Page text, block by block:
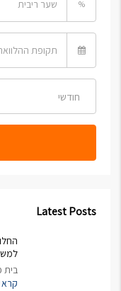
%
חודשי
Latest Posts
בית
קרא